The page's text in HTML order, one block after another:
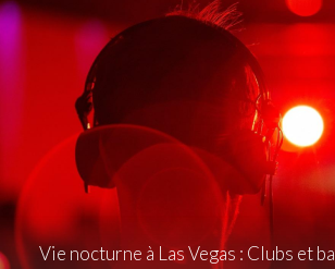
Vie nocturne à Las Vegas : Clubs et